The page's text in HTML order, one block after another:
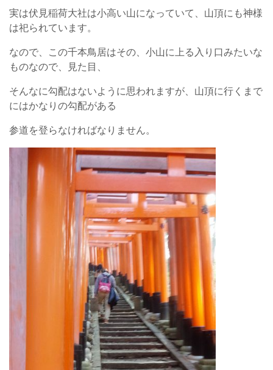
実は伏見稲荷大社は小高い山になっていて、山頂にも神様
は祀られています。
なので、この千本鳥居はその、小山に上る入り口みたいな
ものなので、見た目、
そんなに勾配はないように思われますが、山頂に行くまで
にはかなりの勾配がある
参道を登らなければなりません。